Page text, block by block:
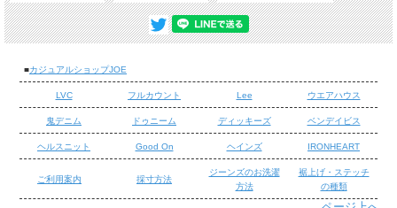
29インチ 80cm 24cm 28cm
19cm
30インチ
82cm 25cm 29cm
19cm
32インチ
86cm
33インチ
89cm
21cm
34インチ
92cm 32cm
21cm
36インチ
97cm 33cm 21cm
注意事項
⇒当店スタッフのメジャー採寸による寸法となりま
す。 商品には若干の個体差がござ います事をご了承下
さい。
■カジュアルショップJOE
LVC フルカウント Lee ウエアハウス
鬼デニム ドゥニーム ディッキーズ ベンデイビス
ヘルスニット Good On ヘインズ IRONHEART
ご利用案内 採寸方法
ジーンズのお洗濯
方法
裾上げ・ステッチ
の種類